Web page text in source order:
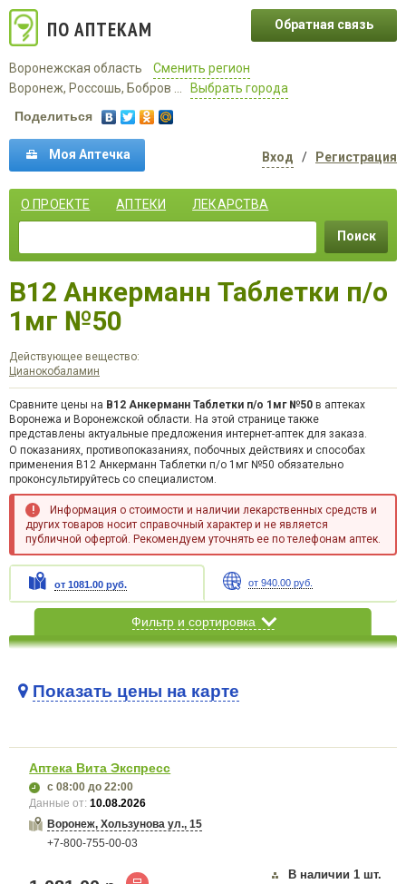
ПО АПТЕКАМ
Воронежская область
Сменить регион
Воронеж, Россошь, Бобров ...
Выбрать города
Обратная связь
Поделиться
Моя Аптечка Вход / Регистрация
О ПРОЕКТЕ АПТЕКИ ЛЕКАРСТВА
Поиск
B12 Анкерманн Таблетки п/о
1мг №50
Действующее вещество:
Цианокобаламин
Сравните цены на B12 Анкерманн Таблетки п/о 1мг №50 в аптеках
Воронежа и Воронежской области. На этой странице также
представлены актуальные предложения интернет-аптек для заказа.
О показаниях, противопоказаниях, побочных действиях и способах
применения B12 Анкерманн Таблетки п/о 1мг №50 обязательно
проконсультируйтесь со специалистом.
Информация о стоимости и наличии лекарственных средств и
других товаров носит справочный характер и не является
публичной офертой. Рекомендуем уточнять ее по телефонам аптек.
от 1081.00 руб. от 940.00 руб.
Фильтр и сортировка
Карта загружается...
Показать цены на карте
Аптека Вита Экспресс
с 08:00 до 22:00
Данные от:10.08.2026
Воронеж, Хользунова ул., 15
+7-800-755-00-03
В наличии 1 шт.